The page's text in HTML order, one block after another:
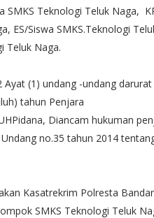
SMKS Teknologi Teluk Naga,
ES/Siswa SMKS.Teknologi
Teluk Naga.
Ayat (1) undang -undang
tahun Penjara
Diancam hukuman
no.35 tahun 2014
Kasatrekrim Polresta
SMKS Teknologi Teluk